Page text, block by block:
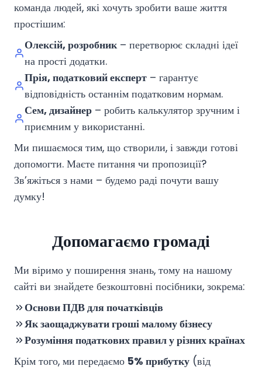
команда людей, які хочуть зробити ваше життя
простішим:
Олексій, розробник– перетворює складні ідеї
на прості додатки.
Прія, податковий експерт– гарантує
відповідність останнім податковим нормам.
Сем, дизайнер– робить калькулятор зручним і
приємним у використанні.
Ми пишаємося тим, що створили, і завжди готові
допомогти. Маєте питання чи пропозиції?
Зв’яжіться з нами – будемо раді почути вашу
думку!
Допомагаємо громаді
Ми віримо у поширення знань, тому на нашому
сайті ви знайдете безкоштовні посібники, зокрема:
Основи ПДВ для початківців
Як заощаджувати гроші малому бізнесу
Розуміння податкових правил у різних країнах
Крім того, ми передаємо 5% прибутку (від